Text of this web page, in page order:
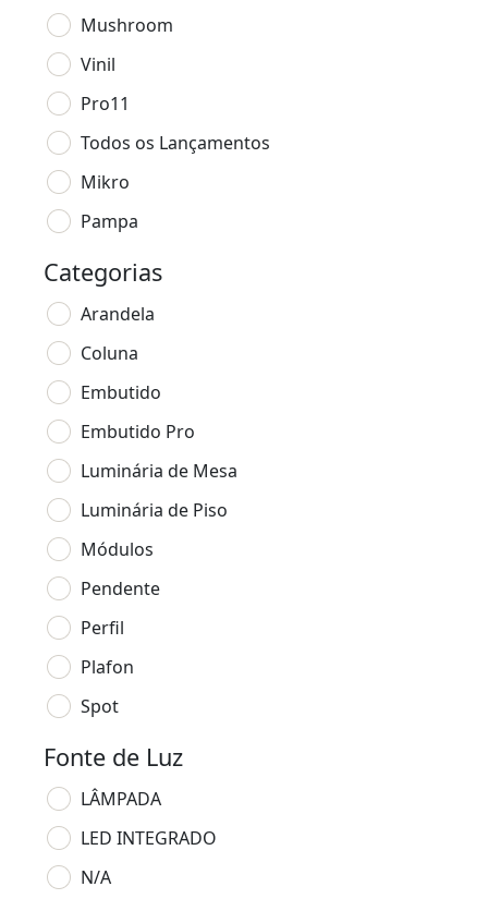
Mushroom
Vinil
Pro11
Todos os Lançamentos
Mikro
Pampa
Categorias
Arandela
Coluna
Embutido
Embutido Pro
Luminária de Mesa
Luminária de Piso
Módulos
Pendente
Perfil
Plafon
Spot
Fonte de Luz
LÂMPADA
LED INTEGRADO
N/A